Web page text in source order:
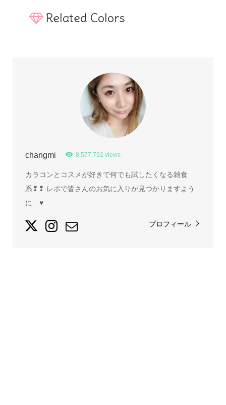
Related Colors
changmi 8,577,792 views
カラコンとコスメが好きで何でも試したくなる雑食
系❢❢ レポで皆さんのお気に入りが見つかりますよう
に…♥
プロフィール